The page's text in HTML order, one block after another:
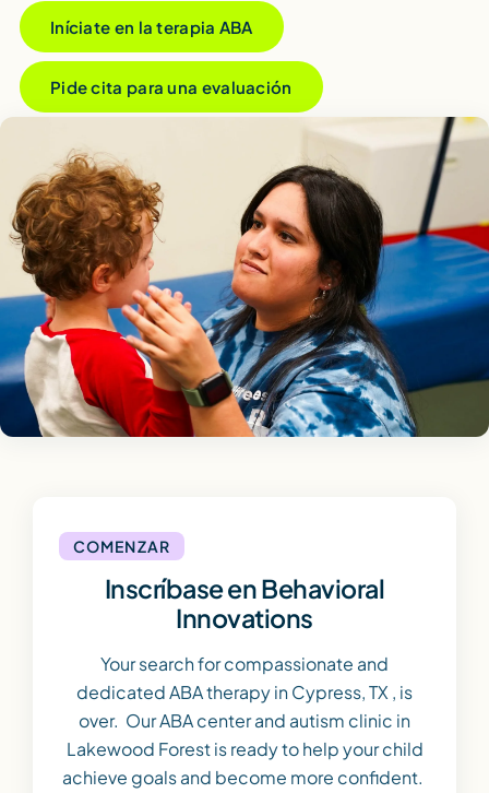
Iníciate en la terapia ABA
Pide cita para una evaluación
COMENZAR
Inscríbase en Behavioral
Innovations
Your search for compassionate and
dedicated ABA therapy in Cypress, TX , is
over. Our ABA center and autism clinic in
Lakewood Forest is ready to help your child
achieve goals and become more confident.